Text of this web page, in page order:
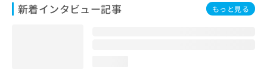
新着インタビュー記事 もっと見る